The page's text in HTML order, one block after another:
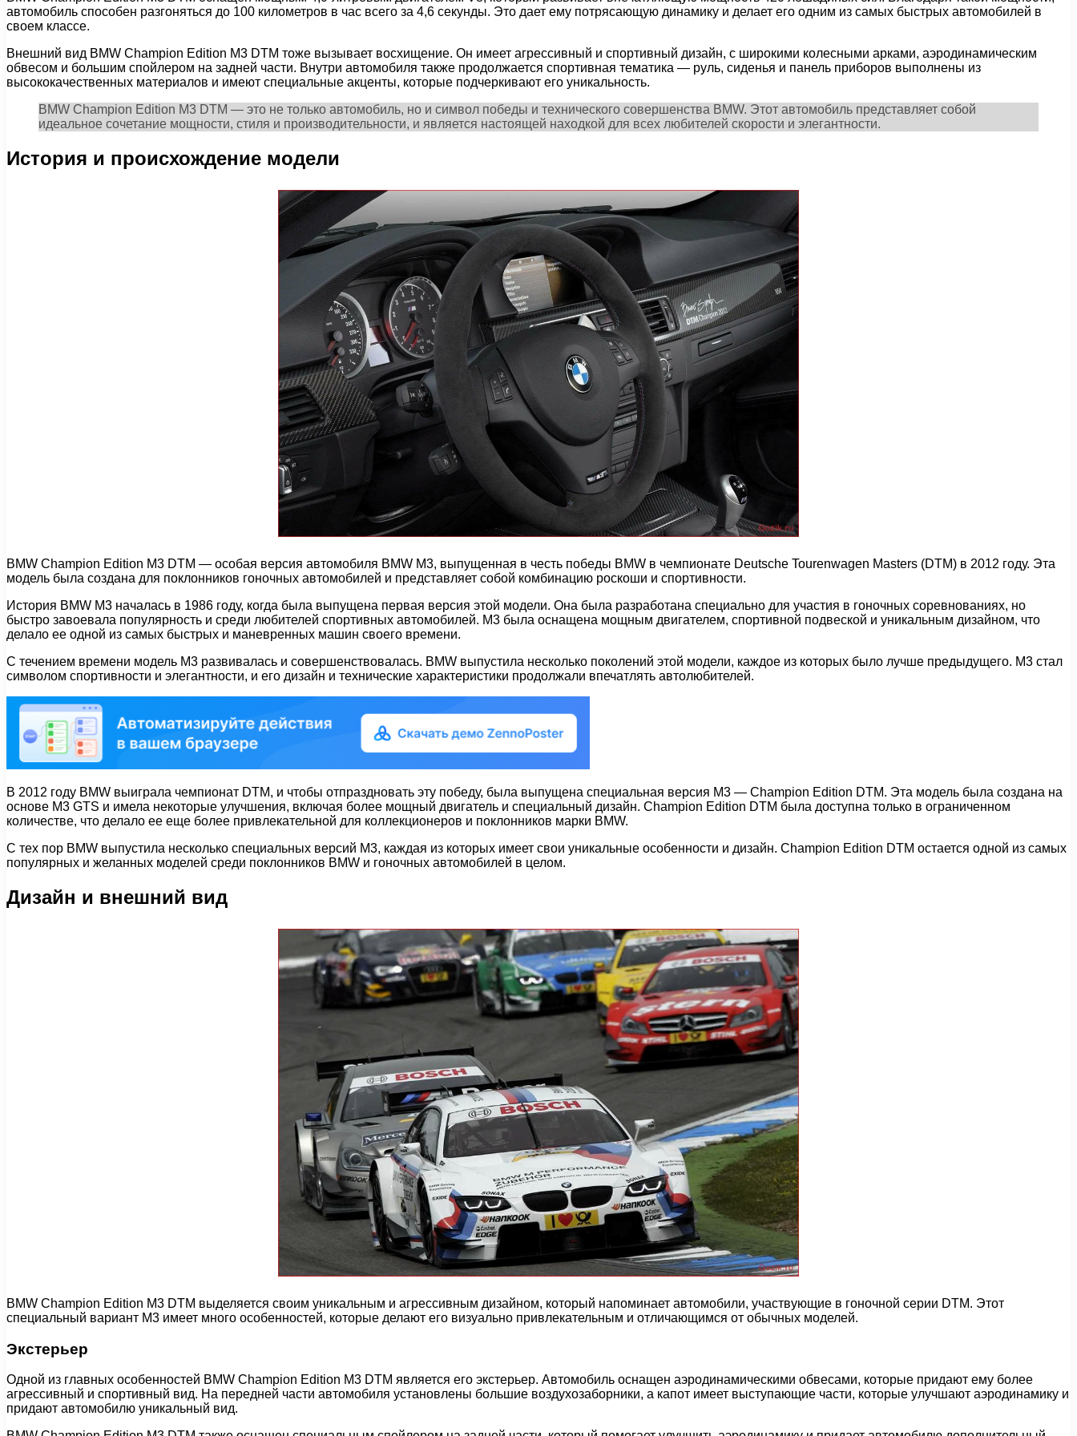
автомобиль способен разгоняться до 100 километров в час всего за 4,6 секунды. Это дает ему потрясающую динамику и делает его одним из самых быстрых автомобилей в
своем классе.
Внешний вид BMW Champion Edition M3 DTM тоже вызывает восхищение. Он имеет агрессивный и спортивный дизайн, с широкими колесными арками, аэродинамическим
обвесом и большим спойлером на задней части. Внутри автомобиля также продолжается спортивная тематика — руль, сиденья и панель приборов выполнены из
высококачественных материалов и имеют специальные акценты, которые подчеркивают его уникальность.
BMW Champion Edition M3 DTM — это не только автомобиль, но и символ победы и технического совершенства BMW. Этот автомобиль представляет собой
идеальное сочетание мощности, стиля и производительности, и является настоящей находкой для всех любителей скорости и элегантности.
История и происхождение модели
BMW Champion Edition M3 DTM — особая версия автомобиля BMW M3, выпущенная в честь победы BMW в чемпионате Deutsche Tourenwagen Masters (DTM) в 2012 году. Эта
модель была создана для поклонников гоночных автомобилей и представляет собой комбинацию роскоши и спортивности.
История BMW M3 началась в 1986 году, когда была выпущена первая версия этой модели. Она была разработана специально для участия в гоночных соревнованиях, но
быстро завоевала популярность и среди любителей спортивных автомобилей. M3 была оснащена мощным двигателем, спортивной подвеской и уникальным дизайном, что
делало ее одной из самых быстрых и маневренных машин своего времени.
С течением времени модель M3 развивалась и совершенствовалась. BMW выпустила несколько поколений этой модели, каждое из которых было лучше предыдущего. M3 стал
символом спортивности и элегантности, и его дизайн и технические характеристики продолжали впечатлять автолюбителей.
В 2012 году BMW выиграла чемпионат DTM, и чтобы отпраздновать эту победу, была выпущена специальная версия M3 — Champion Edition DTM. Эта модель была создана на
основе M3 GTS и имела некоторые улучшения, включая более мощный двигатель и специальный дизайн. Champion Edition DTM была доступна только в ограниченном
количестве, что делало ее еще более привлекательной для коллекционеров и поклонников марки BMW.
С тех пор BMW выпустила несколько специальных версий M3, каждая из которых имеет свои уникальные особенности и дизайн. Champion Edition DTM остается одной из самых
популярных и желанных моделей среди поклонников BMW и гоночных автомобилей в целом.
Дизайн и внешний вид
BMW Champion Edition M3 DTM выделяется своим уникальным и агрессивным дизайном, который напоминает автомобили, участвующие в гоночной серии DTM. Этот
специальный вариант M3 имеет много особенностей, которые делают его визуально привлекательным и отличающимся от обычных моделей.
Экстерьер
Одной из главных особенностей BMW Champion Edition M3 DTM является его экстерьер. Автомобиль оснащен аэродинамическими обвесами, которые придают ему более
агрессивный и спортивный вид. На передней части автомобиля установлены большие воздухозаборники, а капот имеет выступающие части, которые улучшают аэродинамику и
придают автомобилю уникальный вид.